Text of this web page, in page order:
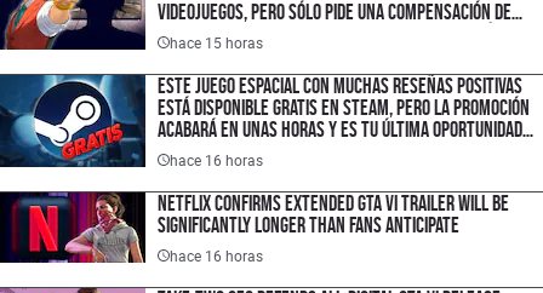
videojuegos, pero sólo pide una compensación de
$1.50 USD porque quiere hacer un cambio histórico
en la industria
hace 15 horas
Este juego espacial con muchas reseñas positivas
está disponible gratis en Steam, pero la promoción
acabará en unas horas y es tu última oportunidad
para ahorrar $300 pesos
hace 16 horas
Netflix Confirms Extended GTA VI Trailer Will Be
Significantly Longer Than Fans Anticipate
hace 16 horas